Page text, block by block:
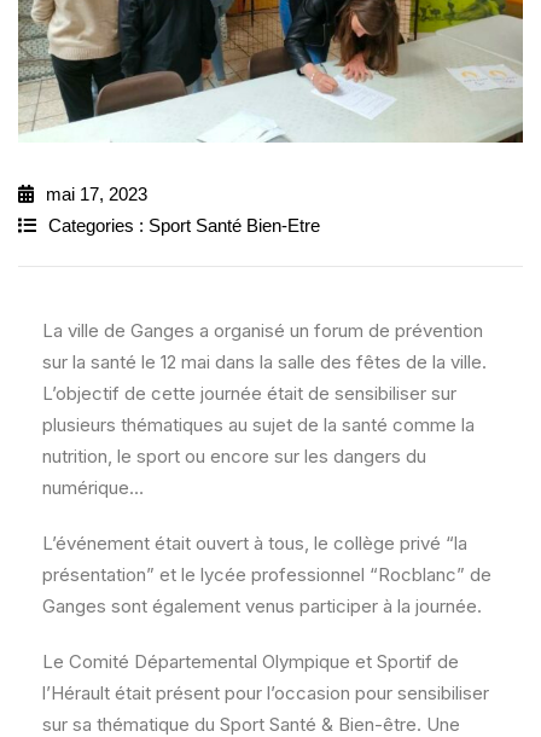
mai 17, 2023
Categories : Sport Santé Bien-Etre
La ville de Ganges a organisé un forum de prévention
sur la santé le 12 mai dans la salle des fêtes de la ville.
L’objectif de cette journée était de sensibiliser sur
plusieurs thématiques au sujet de la santé comme la
nutrition, le sport ou encore sur les dangers du
numérique…
L’événement était ouvert à tous, le collège privé “la
présentation” et le lycée professionnel “Rocblanc” de
Ganges sont également venus participer à la journée.
Le Comité Départemental Olympique et Sportif de
l’Hérault était présent pour l’occasion pour sensibiliser
sur sa thématique du Sport Santé & Bien-être. Une